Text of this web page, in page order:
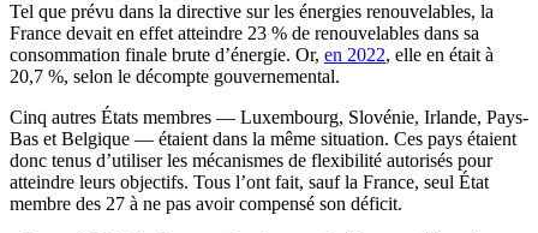
Tel que prévu dans la directive sur les énergies renouvelables, la
France devait en effet atteindre 23 % de renouvelables dans sa
consommation finale brute d’énergie. Or, en 2022, elle en était à
20,7 %, selon le décompte gouvernemental.
Cinq autres États membres — Luxembourg, Slovénie, Irlande, Pays-
Bas et Belgique — étaient dans la même situation. Ces pays étaient
donc tenus d’utiliser les mécanismes de flexibilité autorisés pour
atteindre leurs objectifs. Tous l’ont fait, sauf la France, seul État
membre des 27 à ne pas avoir compensé son déficit.